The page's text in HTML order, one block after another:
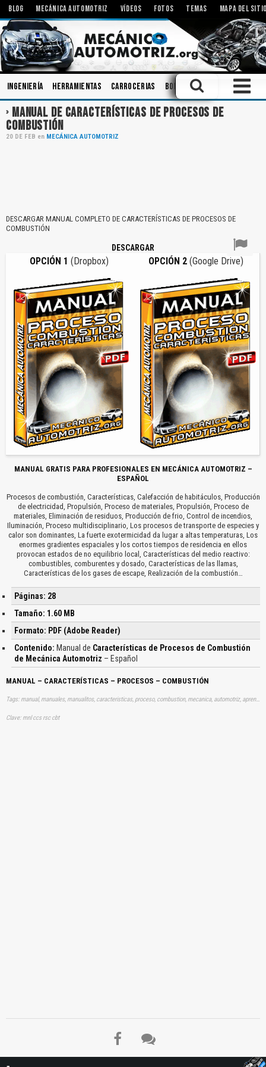
BLOG MECÁNICA AUTOMOTRIZ VÍDEOS FOTOS TEMAS MAPA DEL
Ingeniería Herramientas Carrocerias Bombas Pistones
MANUAL DE CARACTERÍSTICAS DE PROCESOS DE
COMBUSTIÓN
20 DE FEB en MECÁNICA AUTOMOTRIZ
DESCARGAR MANUAL COMPLETO DE CARACTERÍSTICAS DE PROCESOS DE
COMBUSTIÓN
DESCARGAR
OPCIÓN 1 (Dropbox) OPCIÓN 2 (Google Drive)
MANUAL GRATIS PARA PROFESIONALES EN MECÁNICA AUTOMOTRIZ –
ESPAÑOL
Procesos de combustión, Características, Calefacción de habitáculos, Producción
de electricidad, Propulsión, Proceso de materiales, Propulsión, Proceso de
materiales, Eliminación de residuos, Producción de frio, Control de incendios,
Iluminación, Proceso multidisciplinario, Los procesos de transporte de especies y
calor son dominantes, La fuerte exotermicidad da lugar a altas temperaturas, Los
enormes gradientes espaciales y los cortos tiempos de residencia en ellos
provocan estados de no equilibrio local, Características del medio reactivo:
combustibles, comburentes y dosado, Características de las llamas,
Características de los gases de escape, Realización de la combustión…
Páginas: 28
Tamaño: 1.60 MB
Formato: PDF (Adobe Reader)
Contenido: Manual de Características de Procesos de Combustión
de Mecánica Automotriz – Español
MANUAL – CARACTERÍSTICAS – PROCESOS – COMBUSTIÓN
Tags: manual, manuales, manualitos, caracteristicas, proceso, combustion, mecanica, automotriz, aprender, descargas
Clave: mnl ccs rsc cbt